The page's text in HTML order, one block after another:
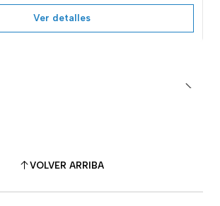
Ver detalles
VOLVER ARRIBA